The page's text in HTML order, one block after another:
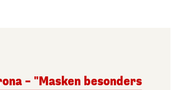
– "Masken besonders